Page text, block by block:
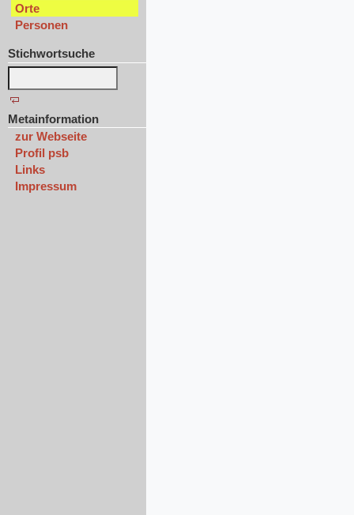
Orte
Personen
Stichwortsuche
Metainformation
zur Webseite
Profil psb
Links
Impressum